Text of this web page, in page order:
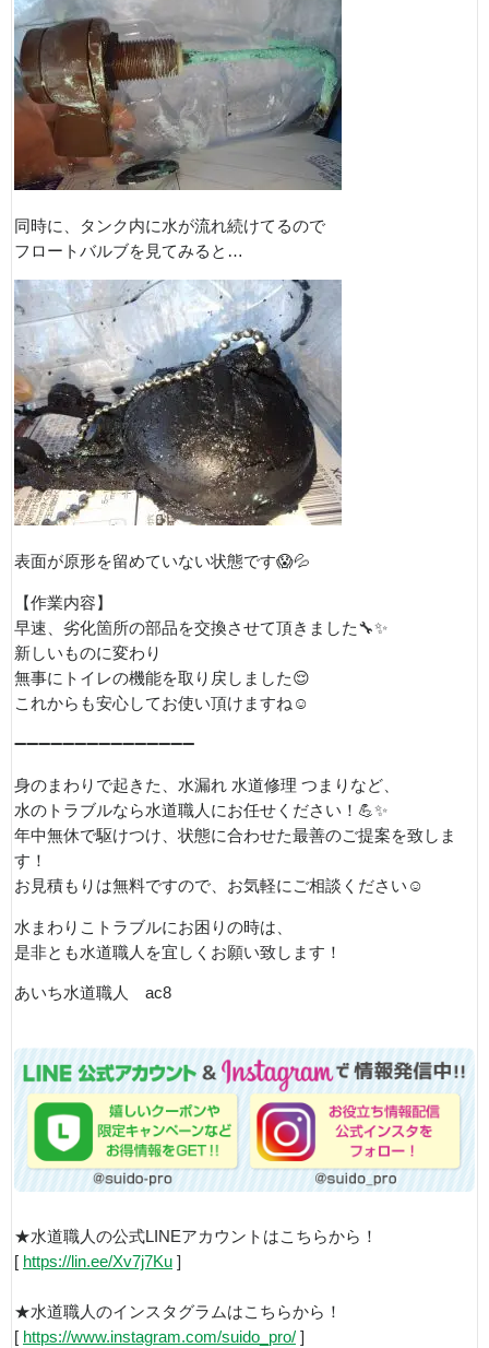
同時に、タンク内に水が流れ続けてるので
フロートバルブを見てみると…
表面が原形を留めていない状態です😱💦
【作業内容】
早速、劣化箇所の部品を交換させて頂きました🔧✨
新しいものに変わり
無事にトイレの機能を取り戻しました😌
これからも安心してお使い頂けますね☺️
➖➖➖➖➖➖➖➖➖➖➖➖➖➖➖
身のまわりで起きた、水漏れ 水道修理 つまりなど、
水のトラブルなら水道職人にお任せください！💪✨
年中無休で駆けつけ、状態に合わせた最善のご提案を致しま
す！
お見積もりは無料ですので、お気軽にご相談ください☺
水まわりこトラブルにお困りの時は、
是非とも水道職人を宜しくお願い致します！
あいち水道職人 ac8
★水道職人の公式LINEアカウントはこちらから！
[ https://lin.ee/Xv7j7Ku ]
★水道職人のインスタグラムはこちらから！
[ https://www.instagram.com/suido_pro/ ]